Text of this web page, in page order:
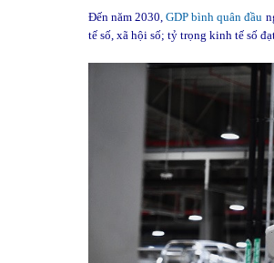
Đến năm 2030,GDP bình quân đầu
tế số, xã hội số; tỷ trọng kinh tế số